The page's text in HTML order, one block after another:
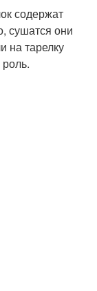
содержат
сушатся они
на тарелку